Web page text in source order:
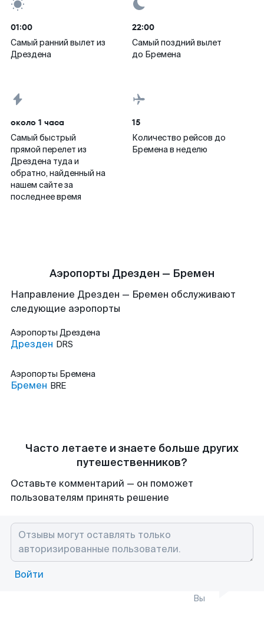
01:00
Самый ранний вылет из
Дрездена
22:00
Самый поздний вылет
до Бремена
около 1 часа
Самый быстрый
прямой перелет из
Дрездена туда и
обратно, найденный на
нашем сайте за
последнее время
15
Количество рейсов до
Бремена в неделю
Аэропорты Дрезден — Бремен
Направление Дрезден — Бремен обслуживают
следующие аэропорты
Аэропорты Дрездена
Дрезден DRS
Аэропорты Бремена
Бремен BRE
Часто летаете и знаете больше других
путешественников?
Оставьте комментарий — он поможет
пользователям принять решение
Войти
Вы